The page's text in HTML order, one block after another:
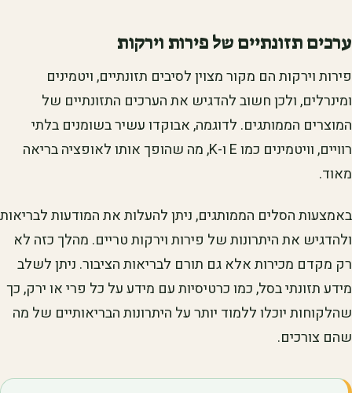
ערכים תזונתיים של פירות וירקות
פירות וירקות הם מקור מצוין לסיבים תזונתיים, ויטמינים
ומינרלים, ולכן חשוב להדגיש את הערכים התזונתיים של
המוצרים הממותגים. לדוגמה, אבוקדו עשיר בשומנים בלתי
רוויים, וויטמינים כמו E ו-K, מה שהופך אותו לאופציה בריאה
מאוד.
באמצעות הסלים הממותגים, ניתן להעלות את המודעות לבריאות
ולהדגיש את היתרונות של פירות וירקות טריים. מהלך כזה לא
רק מקדם מכירות אלא גם תורם לבריאות הציבור. ניתן לשלב
מידע תזונתי בסל, כמו כרטיסיות עם מידע על כל פרי או ירק, כך
שהלקוחות יוכלו ללמוד יותר על היתרונות הבריאותיים של מה
שהם צורכים.